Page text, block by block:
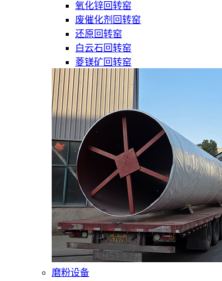
氧化锌回转窑
废催化剂回转窑
还原回转窑
白云石回转窑
菱镁矿回转窑
磨粉设备